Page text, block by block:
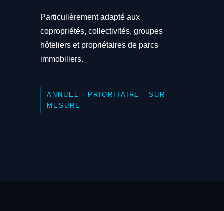
Particulièrement adapté aux
copropriétés, collectivités, groupes
hôteliers et propriétaires de parcs
immobiliers.
ANNUEL · PRIORITAIRE · SUR
MESURE